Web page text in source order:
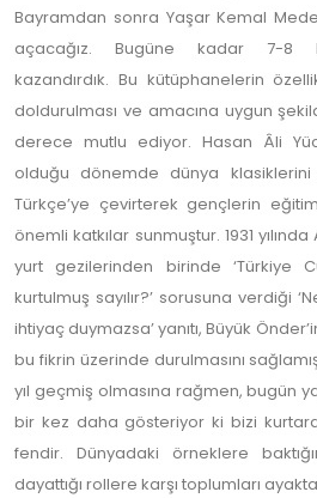
Bayramdan sonra Yaşar Kemal
açacağız. Bugüne kadar 7-8
kazandırdık. Bu kütüphanelerin
doldurulması ve amacına uygun
derece mutlu ediyor. Hasan Âli
olduğu dönemde dünya
Türkçe’ye çevirterek gençlerin
önemli katkılar sunmuştur. 1931 yılında
yurt gezilerinden birinde ‘Türkiye
kurtulmuş sayılır?’ sorusuna verdiği
ihtiyaç duymazsa’ yanıtı, Büyük
bu fikrin üzerinde durulmasını
yıl geçmiş olmasına rağmen, bugün
bir kez daha gösteriyor ki bizi
fendir. Dünyadaki örneklere
dayattığı rollere karşı toplumları